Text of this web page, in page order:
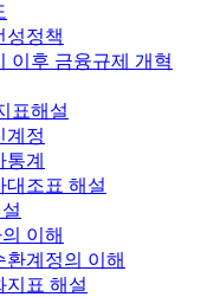
성정책
이후 금융규제 개혁
표해설
계정
계
대조표 해설
이해
계정의 이해
지표 해설